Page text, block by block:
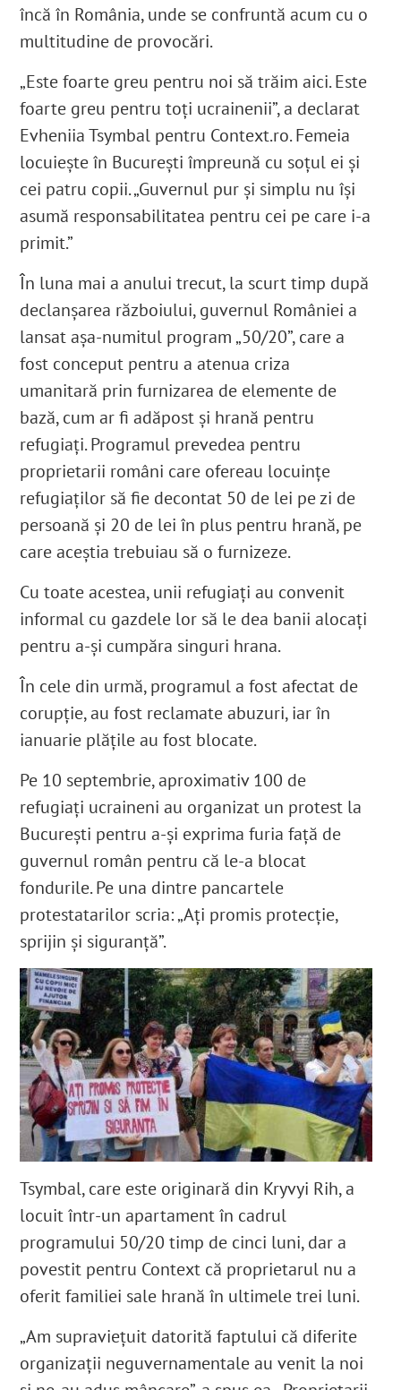
încă în România, unde se confruntă acum cu o
multitudine de provocări.
„Este foarte greu pentru noi să trăim aici. Este
foarte greu pentru toți ucrainenii”, a declarat
Evheniia Tsymbal pentru Context.ro. Femeia
locuiește în București împreună cu soțul ei și
cei patru copii. „Guvernul pur și simplu nu își
asumă responsabilitatea pentru cei pe care i-a
primit.”
În luna mai a anului trecut, la scurt timp după
declanșarea războiului, guvernul României a
lansat așa-numitul program „50/20”, care a
fost conceput pentru a atenua criza
umanitară prin furnizarea de elemente de
bază, cum ar fi adăpost și hrană pentru
refugiați. Programul prevedea pentru
proprietarii români care ofereau locuințe
refugiaților să fie decontat 50 de lei pe zi de
persoană și 20 de lei în plus pentru hrană, pe
care aceștia trebuiau să o furnizeze.
Cu toate acestea, unii refugiați au convenit
informal cu gazdele lor să le dea banii alocați
pentru a-și cumpăra singuri hrana.
În cele din urmă, programul a fost afectat de
corupție, au fost reclamate abuzuri, iar în
ianuarie plățile au fost blocate.
Pe 10 septembrie, aproximativ 100 de
refugiați ucraineni au organizat un protest la
București pentru a-și exprima furia față de
guvernul român pentru că le-a blocat
fondurile. Pe una dintre pancartele
protestatarilor scria: „Ați promis protecție,
sprijin și siguranță”.
Tsymbal, care este originară din Kryvyi Rih, a
locuit într-un apartament în cadrul
programului 50/20 timp de cinci luni, dar a
povestit pentru Context că proprietarul nu a
oferit familiei sale hrană în ultimele trei luni.
„Am supraviețuit datorită faptului că diferite
organizații neguvernamentale au venit la noi